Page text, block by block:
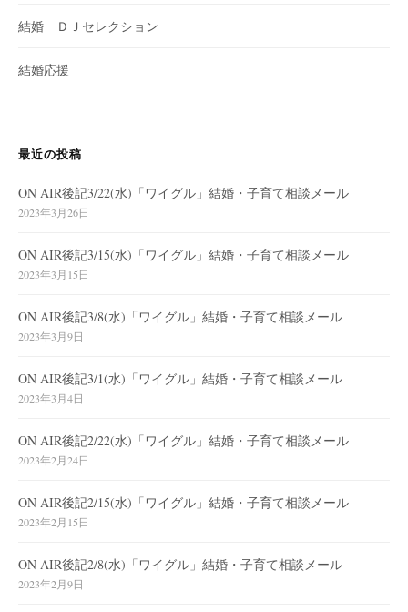
結婚 ＤＪセレクション
結婚応援
最近の投稿
ON AIR後記3/22(水)「ワイグル」結婚・子育て相談メール
2023年3月26日
ON AIR後記3/15(水)「ワイグル」結婚・子育て相談メール
2023年3月15日
ON AIR後記3/8(水)「ワイグル」結婚・子育て相談メール
2023年3月9日
ON AIR後記3/1(水)「ワイグル」結婚・子育て相談メール
2023年3月4日
ON AIR後記2/22(水)「ワイグル」結婚・子育て相談メール
2023年2月24日
ON AIR後記2/15(水)「ワイグル」結婚・子育て相談メール
2023年2月15日
ON AIR後記2/8(水)「ワイグル」結婚・子育て相談メール
2023年2月9日